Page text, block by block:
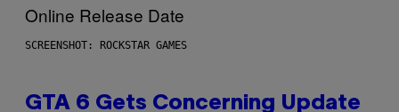
SCREENSHOT: ROCKSTAR GAMES
GTA 6 Gets Concerning Update